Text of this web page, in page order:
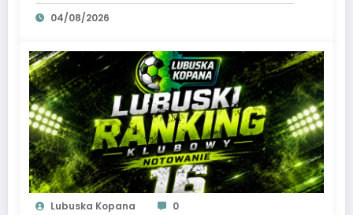
04/08/2026
Lubuska Kopana 0